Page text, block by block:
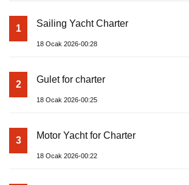
1 Sailing Yacht Charter
18 Ocak 2026-00:28
2 Gulet for charter
18 Ocak 2026-00:25
3 Motor Yacht for Charter
18 Ocak 2026-00:22